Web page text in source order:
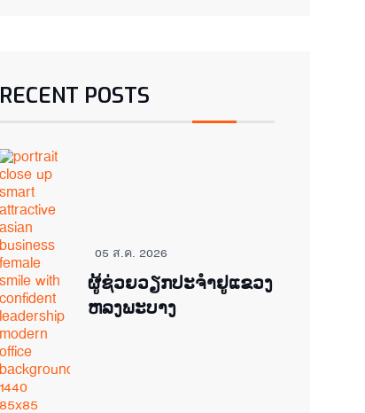
RECENT POSTS
05 ส.ค. 2026
ຜູ້ຊ່ວຍ​ວຽກປະ​ຈຳ​ຢູ​​ແຂວງ
ຫລງ​ພະ​ບາງ